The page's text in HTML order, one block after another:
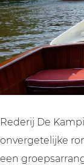
m
p
e
n
K
a
m
i
o
e
K
a
p
i
e
K
a
p
i
n
Rederij De
onvergetelijke
een